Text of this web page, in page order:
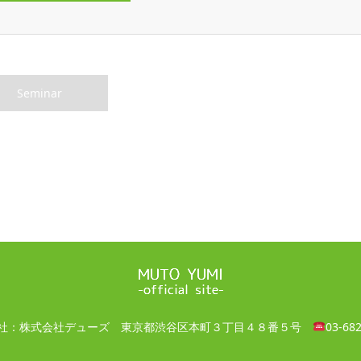
Seminar
：株式会社デューズ 東京都渋谷区本町３丁目４８番５号 03-